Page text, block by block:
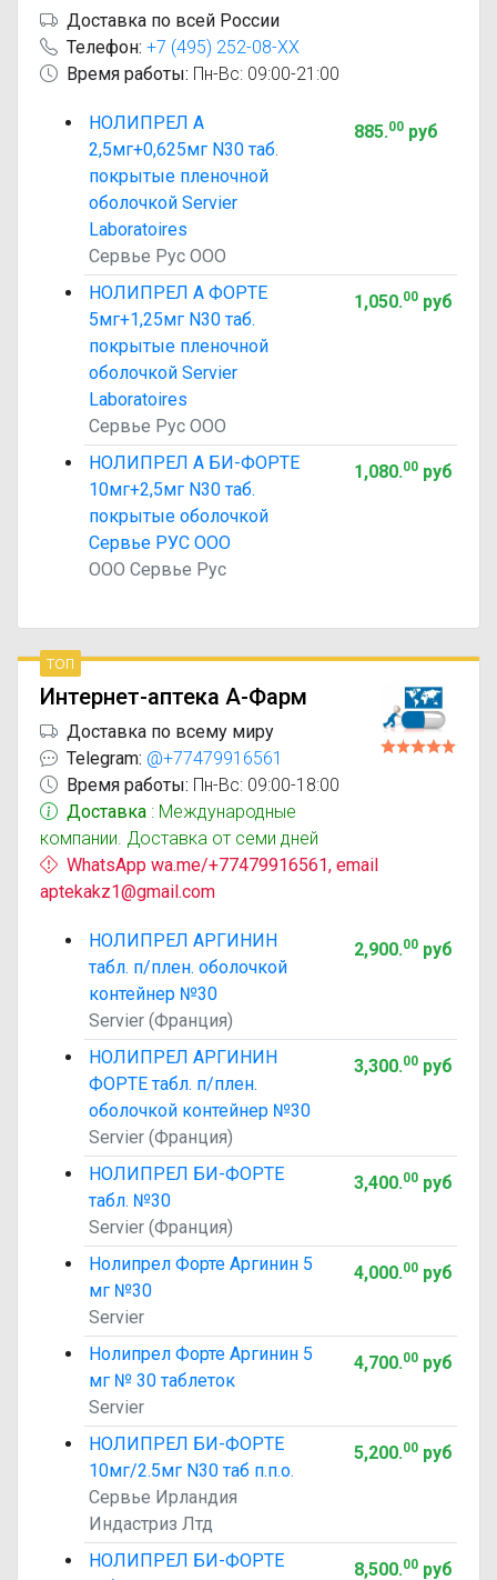
Доставка по всей России
Телефон: +7 (495) 252-08-XX
Время работы: Пн-Вс: 09:00-21:00
НОЛИПРЕЛ А
2,5мг+0,625мг N30 таб.
покрытые пленочной
оболочкой Servier
Laboratoires
Сервье Рус ООО
885.00руб
НОЛИПРЕЛ А ФОРТЕ
5мг+1,25мг N30 таб.
покрытые пленочной
оболочкой Servier
Laboratoires
Сервье Рус ООО
1,050.00руб
НОЛИПРЕЛ А БИ-ФОРТЕ
10мг+2,5мг N30 таб.
покрытые оболочкой
Сервье РУС ООО
ООО Сервье Рус
1,080.00руб
топ
Интернет-аптека А-Фарм
Доставка по всему миру
Telegram: @+77479916561
Время работы: Пн-Вс: 09:00-18:00
Доставка : Международные
компании. Доставка от семи дней
WhatsApp wa.me/+77479916561, email
aptekakz1@gmail.com
НОЛИПРЕЛ АРГИНИН
табл. п/плен. оболочкой
контейнер №30
Servier (Франция)
2,900.00руб
НОЛИПРЕЛ АРГИНИН
ФОРТЕ табл. п/плен.
оболочкой контейнер №30
Servier (Франция)
3,300.00руб
НОЛИПРЕЛ БИ-ФОРТЕ
табл. №30
Servier (Франция)
3,400.00руб
Нолипрел Форте Аргинин 5
мг №30
Servier
4,000.00руб
Нолипрел Форте Аргинин 5
мг № 30 таблеток
Servier
4,700.00руб
НОЛИПРЕЛ БИ-ФОРТЕ
10мг/2.5мг N30 таб п.п.о.
Сервье Ирландия
Индастриз Лтд
5,200.00руб
НОЛИПРЕЛ БИ-ФОРТЕ
8,500.00руб